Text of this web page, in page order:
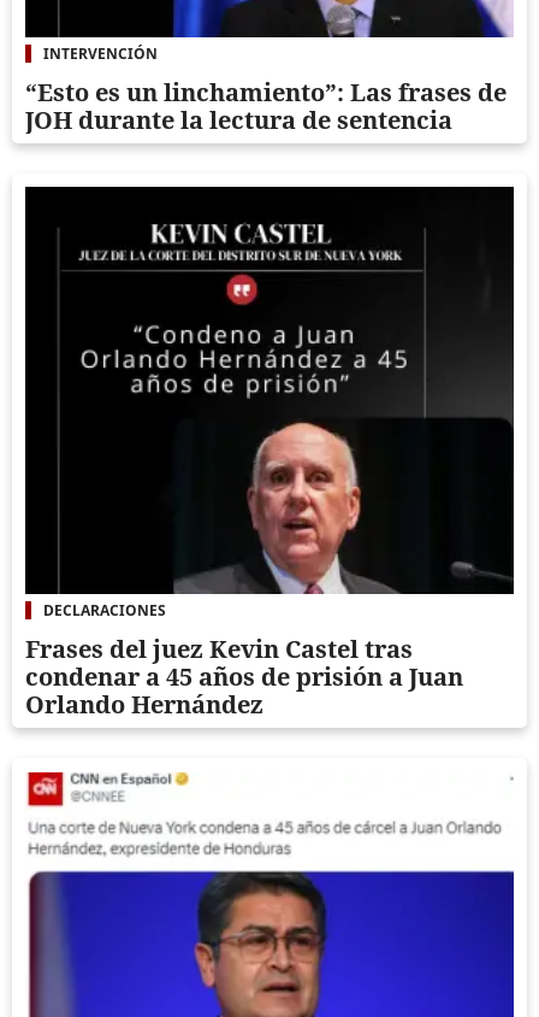
INTERVENCIÓN
“Esto es un linchamiento”: Las frases de
JOH durante la lectura de sentencia
DECLARACIONES
Frases del juez Kevin Castel tras
condenar a 45 años de prisión a Juan
Orlando Hernández